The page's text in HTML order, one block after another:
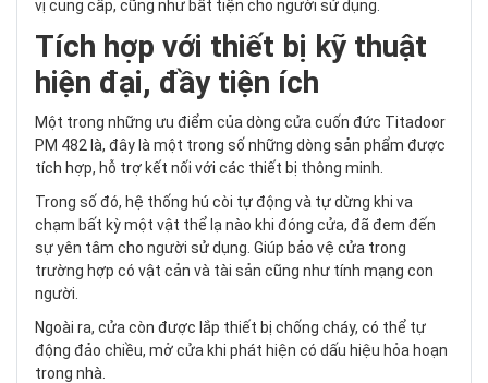
vị cung cấp, cũng như bất tiện cho người sử dụng.
Tích hợp với thiết bị kỹ thuật
hiện đại, đầy tiện ích
Một trong những ưu điểm của dòng cửa cuốn đức Titadoor
PM 482 là, đây là một trong số những dòng sản phẩm được
tích hợp, hỗ trợ kết nối với các thiết bị thông minh.
Trong số đó, hệ thống hú còi tự động và tự dừng khi va
chạm bất kỳ một vật thể lạ nào khi đóng cửa, đã đem đến
sự yên tâm cho người sử dụng. Giúp bảo vệ cửa trong
trường hợp có vật cản và tài sản cũng như tính mạng con
người.
Ngoài ra, cửa còn được lắp thiết bị chống cháy, có thể tự
động đảo chiều, mở cửa khi phát hiện có dấu hiệu hỏa hoạn
trong nhà.